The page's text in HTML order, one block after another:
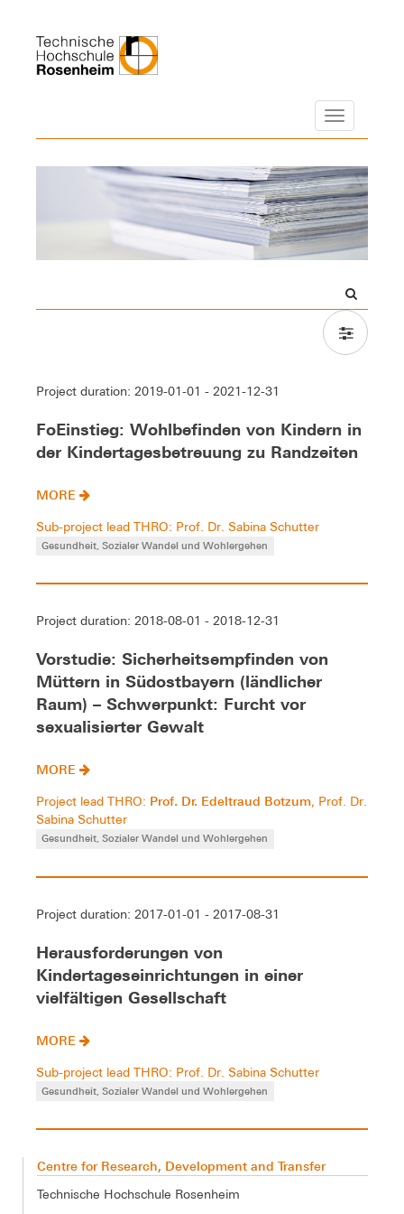
Navigation
Project duration: 2019-01-01 - 2021-12-31
FoEinstieg: Wohlbefinden von Kindern in
der Kindertagesbetreuung zu Randzeiten
MORE
Sub-project lead THRO: Prof. Dr. Sabina Schutter
Gesundheit, Sozialer Wandel und Wohlergehen
Project duration: 2018-08-01 - 2018-12-31
Vorstudie: Sicherheitsempfinden von
Müttern in Südostbayern (ländlicher
Raum) – Schwerpunkt: Furcht vor
sexualisierter Gewalt
MORE
Project lead THRO: Prof. Dr. Edeltraud Botzum, Prof. Dr.
Sabina Schutter
Gesundheit, Sozialer Wandel und Wohlergehen
Project duration: 2017-01-01 - 2017-08-31
Herausforderungen von
Kindertageseinrichtungen in einer
vielfältigen Gesellschaft
MORE
Sub-project lead THRO: Prof. Dr. Sabina Schutter
Gesundheit, Sozialer Wandel und Wohlergehen
Centre for Research, Development and Transfer
Technische Hochschule Rosenheim